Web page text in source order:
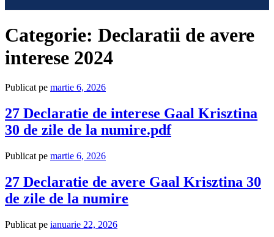
Categorie: Declaratii de avere
interese 2024
Publicat pe martie 6, 2026
27 Declaratie de interese Gaal Krisztina
30 de zile de la numire.pdf
Publicat pe martie 6, 2026
27 Declaratie de avere Gaal Krisztina 30
de zile de la numire
Publicat pe ianuarie 22, 2026